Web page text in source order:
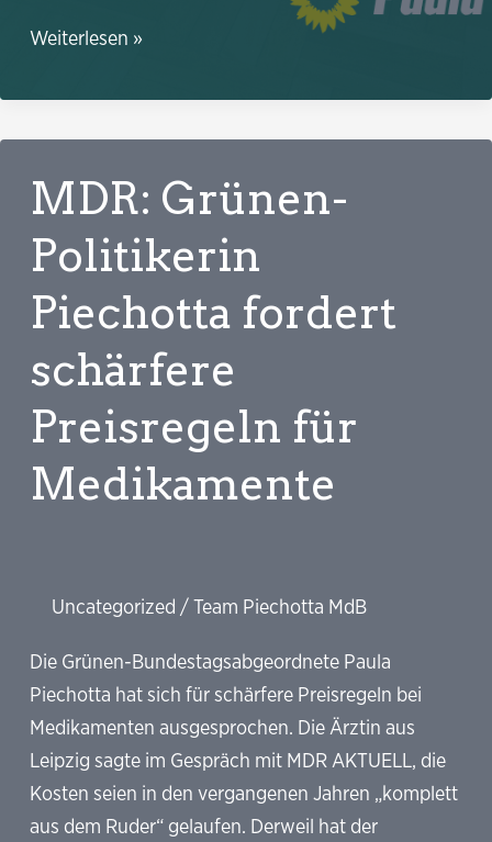
Stellenausschreibung:
Mitarbeiter*in
Videoerstellung
politischen
Kommunikation
(m/w/d,
10
Std./Woche)
Weiterlesen »
MDR: Grünen-
Politikerin
Piechotta fordert
schärfere
Preisregeln für
Medikamente
Uncategorized /Team Piechotta MdB
Die Grünen-Bundestagsabgeordnete Paula
Piechotta hat sich für schärfere Preisregeln bei
Medikamenten ausgesprochen. Die Ärztin aus
Leipzig sagte im Gespräch mit MDR AKTUELL, die
Kosten seien in den vergangenen Jahren „komplett
aus dem Ruder“ gelaufen. Derweil hat der